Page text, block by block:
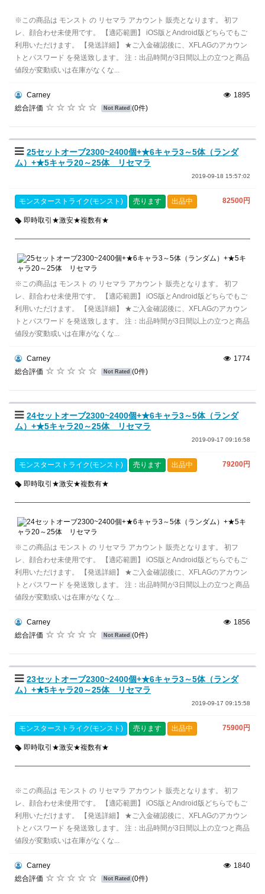
※この商品は モンスト の リセマラ アカウント 販売となります。 初フ
レ、顔合わせ未使用です。 【適応範囲】 iOS版とAndroid版どちらでもご
利用いただけます。 【発送詳細】 ★ご入金確認後に、XFLAGのアカウン
トとパスワード を発送致します。 注：出品時間が3日間以上の立つと商品
値段が変動或いは在庫がなくな...
Carney
総合評価
Not Rated (0件)
1895
25セットオーブ2300~2400個+★6キャラ3～5体（ランダ
ム）+★5キャラ20～25体 リセマラ
2019-09-18 15:57:02
モンスターストライク(モンスト) 売ります 出品中 82500円
即時取引★激安★複数有★
※この商品は モンスト の リセマラ アカウント 販売となります。 初フ
レ、顔合わせ未使用です。 【適応範囲】 iOS版とAndroid版どちらでもご
利用いただけます。 【発送詳細】 ★ご入金確認後に、XFLAGのアカウン
トとパスワード を発送致します。 注：出品時間が3日間以上の立つと商品
値段が変動或いは在庫がなくな...
Carney
総合評価
Not Rated (0件)
1774
24セットオーブ2300~2400個+★6キャラ3～5体（ランダ
ム）+★5キャラ20～25体 リセマラ
2019-09-17 09:16:58
モンスターストライク(モンスト) 売ります 出品中 79200円
即時取引★激安★複数有★
※この商品は モンスト の リセマラ アカウント 販売となります。 初フ
レ、顔合わせ未使用です。 【適応範囲】 iOS版とAndroid版どちらでもご
利用いただけます。 【発送詳細】 ★ご入金確認後に、XFLAGのアカウン
トとパスワード を発送致します。 注：出品時間が3日間以上の立つと商品
値段が変動或いは在庫がなくな...
Carney
総合評価
Not Rated (0件)
1856
23セットオーブ2300~2400個+★6キャラ3～5体（ランダ
ム）+★5キャラ20～25体 リセマラ
2019-09-17 09:15:58
モンスターストライク(モンスト) 売ります 出品中 75900円
即時取引★激安★複数有★
※この商品は モンスト の リセマラ アカウント 販売となります。 初フ
レ、顔合わせ未使用です。 【適応範囲】 iOS版とAndroid版どちらでもご
利用いただけます。 【発送詳細】 ★ご入金確認後に、XFLAGのアカウン
トとパスワード を発送致します。 注：出品時間が3日間以上の立つと商品
値段が変動或いは在庫がなくな...
Carney
総合評価
Not Rated (0件)
1840